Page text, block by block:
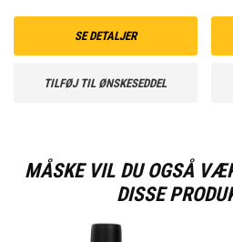
SE DETALJER
TILFØJ TIL ØNSKESEDDEL
MÅSKE VIL DU OGSÅ
DISSE